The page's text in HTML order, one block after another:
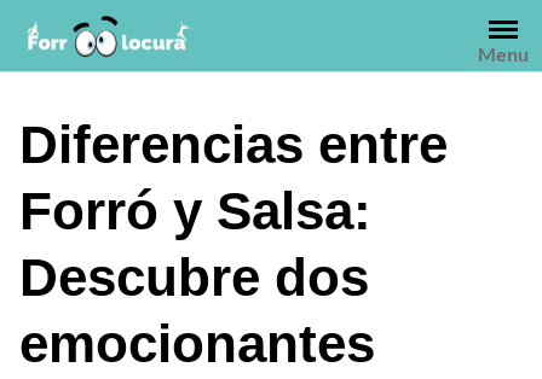
contenido
Menu
Diferencias entre
Forró y Salsa:
Descubre dos
emocionantes